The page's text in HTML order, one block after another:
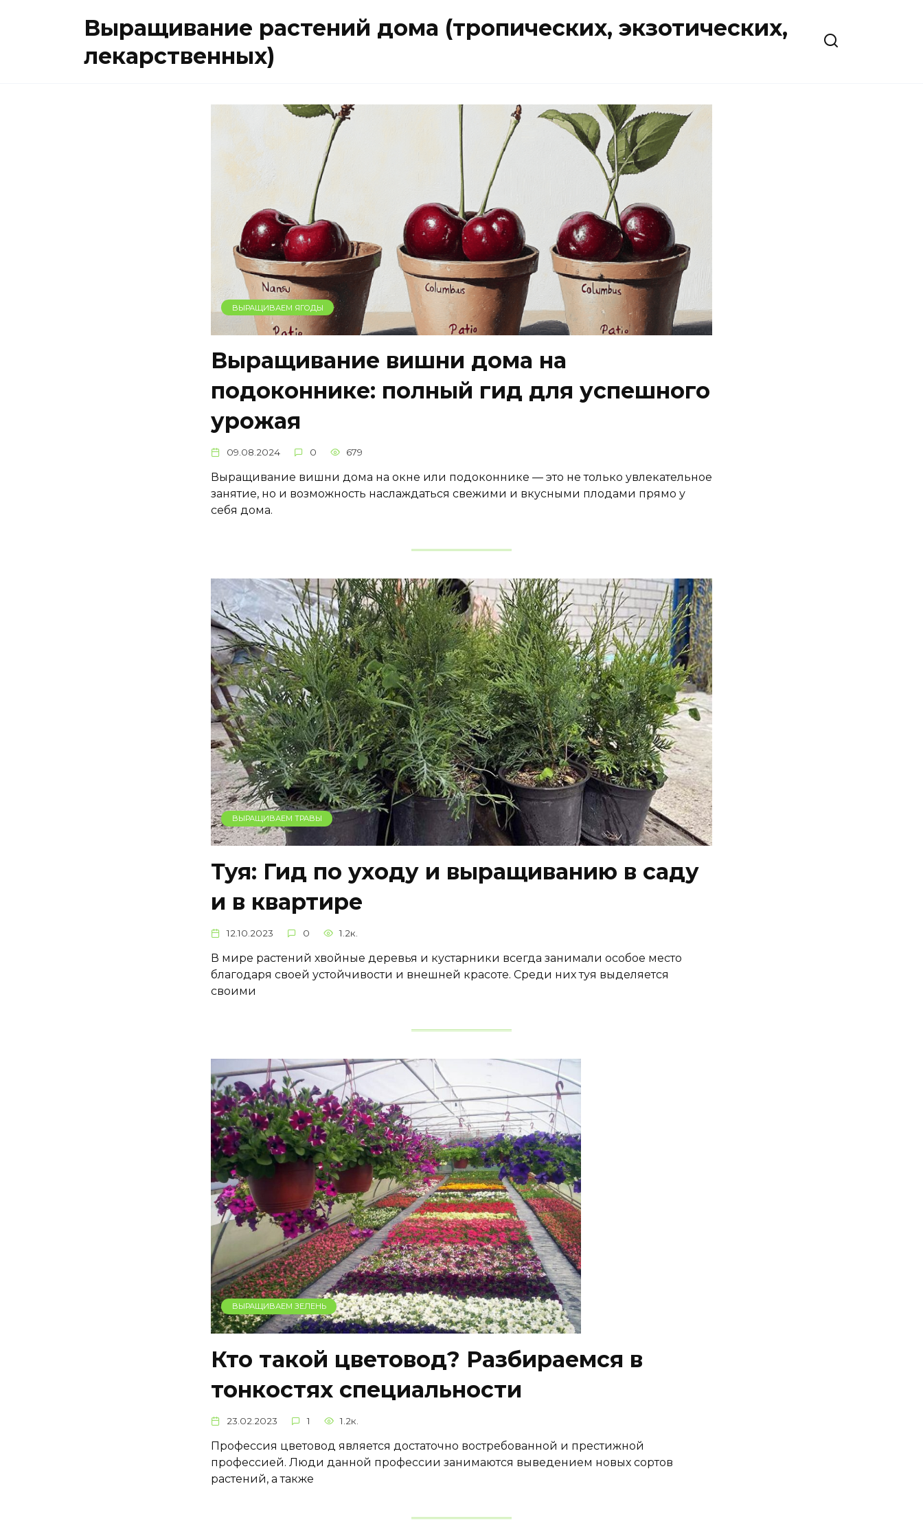
Выращивание растений дома (тропических, экзотических,
лекарственных)
ВЫРАЩИВАЕМ ЯГОДЫ
Выращивание вишни дома на
подоконнике: полный гид для успешного
урожая
09.08.2024 0 679
Выращивание вишни дома на окне или подоконнике — это не только увлекательное
занятие, но и возможность наслаждаться свежими и вкусными плодами прямо у
себя дома.
ВЫРАЩИВАЕМ ТРАВЫ
Туя: Гид по уходу и выращиванию в саду
и в квартире
12.10.2023 0 1.2к.
В мире растений хвойные деревья и кустарники всегда занимали особое место
благодаря своей устойчивости и внешней красоте. Среди них туя выделяется
своими
ВЫРАЩИВАЕМ ЗЕЛЕНЬ
Кто такой цветовод? Разбираемся в
тонкостях специальности
23.02.2023 1 1.2к.
Профессия цветовод является достаточно востребованной и престижной
профессией. Люди данной профессии занимаются выведением новых сортов
растений, а также